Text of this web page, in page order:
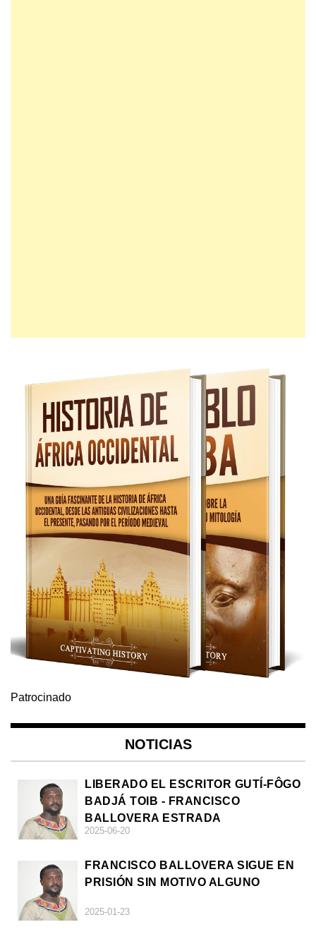
Patrocinado
NOTICIAS
LIBERADO EL ESCRITOR GUTÍ-FÔGO
BADJÁ TOIB - FRANCISCO
BALLOVERA ESTRADA
2025-06-20
FRANCISCO BALLOVERA SIGUE EN
PRISIÓN SIN MOTIVO ALGUNO
2025-01-23